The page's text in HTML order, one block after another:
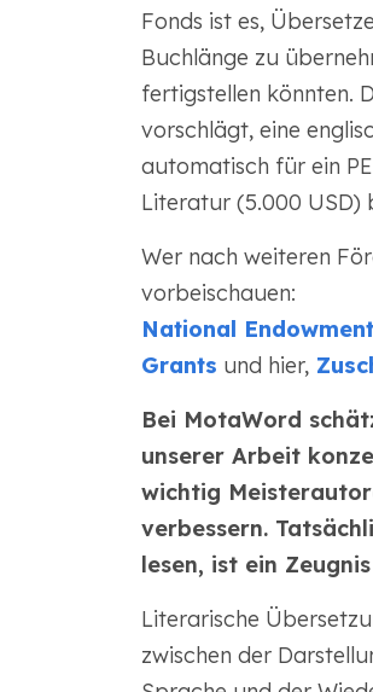
Fonds ist es,
Buchlänge zu
fertigstellen könnten.
vorschlägt, eine
automatisch für ein
Literatur (5.000 USD)
Wer nach weiteren
vorbeischauen:
National
Grants und hier,
Bei MotaWord
unserer Arbeit
wichtig
verbessern.
lesen, ist ein
Literarische
zwischen der